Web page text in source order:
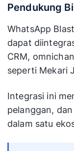
Pendukung
WhatsApp
dapat
CRM,
seperti Mekari
Integrasi ini
pelanggan, dan
dalam satu